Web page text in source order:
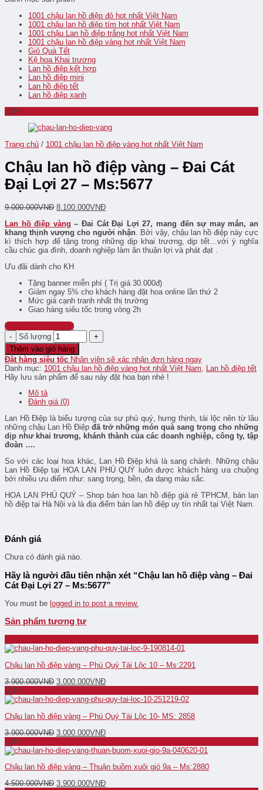
1001 chậu lan hồ điệp đỏ hot nhất Việt Nam
1001 chậu lan hồ điệp tím hot nhất Việt Nam
1001 chậu Lan hồ điệp trắng hot nhất Việt Nam
1001 chậu lan hồ điệp vàng hot nhất Việt Nam
Giỏ Quà Tết
Kệ hoa Khai trương
Lan hồ điệp kết hợp
Lan hồ điệp mini
Lan hồ điệp tết
Lan hồ điệp xanh
-10%
Trang chủ / 1001 chậu lan hồ điệp vàng hot nhất Việt Nam
Chậu lan hồ điệp vàng – Đai Cát
Đại Lợi 27 – Ms:5677
9.000.000VNĐ 8.100.000VNĐ
Lan hồ điệp vàng – Đai Cát Đại Lợi 27, mang đến sự may mắn, an
khang thịnh vượng cho người nhận. Bởi vậy, chậu lan hồ điệp này cực
kì thích hợp để tặng trong những dịp khai trương, dịp tết…với ý nghĩa
cầu chúc gia đình, doanh nghiệp làm ăn thuận lợi và phát đạt .
Ưu đãi dành cho KH
Tặng banner miễn phí ( Trị giá 30.000đ)
Giảm ngay 5% cho khách hàng đặt hoa online lần thứ 2
Mức giá cạnh tranh nhất thị trường
Giao hàng siêu tốc trong vòng 2h
Hotline: 0939516933
Số lượng
Thêm vào giỏ hàng
Đặt hàng siêu tốc Nhân viên sẽ xác nhận đơn hàng ngay
Danh mục: 1001 chậu lan hồ điệp vàng hot nhất Việt Nam
Lan hồ điệp tết
Hãy lưu sản phẩm để sau này đặt hoa bạn nhé !
Mô tả
Đánh giá (0)
Lan Hồ Điệp là biểu tượng của sự phú quý, hưng thịnh, tài lộc nên từ lâu
những chậu Lan Hồ Điệp đã trở những món quà sang trọng cho những
dịp như khai trương, khánh thành của các doanh nghiệp, công ty, tập
đoàn ….
So với các loại hoa khác, Lan Hồ Điệp khá là sang chảnh. Những chậu
Lan Hồ Điệp tại HOA LAN PHÚ QUÝ luôn được khách hàng ưa chuộng
bởi nhiều ưu điểm như: sang trọng, bền, đa dạng màu sắc.
HOA LAN PHÚ QUÝ – Shop bán hoa lan hồ điệp giá rẻ TPHCM, bán lan
hồ điệp tại Hà Nội và là địa điểm bán lan hồ điệp uy tín nhất tại Việt Nam.
Đánh giá
Chưa có đánh giá nào.
Hãy là người đầu tiên nhận xét “Chậu lan hồ điệp vàng – Đai
Cát Đại Lợi 27 – Ms:5677”
You must be logged in to post a review.
Sản phẩm tương tự
Chậu lan hồ điệp vàng – Phú Quý Tài Lộc 10 – Ms:2291
3.900.000VNĐ 3.000.000VNĐ
-23%
Chậu lan hồ điệp vàng – Phú Quý Tài Lộc 10- MS: 2858
3.900.000VNĐ 3.000.000VNĐ
-13%
Chậu lan hồ điệp vàng – Thuận buồm xuôi gió 9a – Ms:2880
4.500.000VNĐ 3.900.000VNĐ